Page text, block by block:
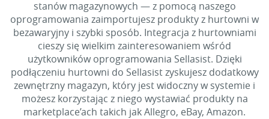
stanów magazynowych — z pomocą naszego
oprogramowania zaimportujesz produkty z hurtowni w
bezawaryjny i szybki sposób. Integracja z hurtowniami
cieszy się wielkim zainteresowaniem wśród
użytkowników oprogramowania Sellasist. Dzięki
podłączeniu hurtowni do Sellasist zyskujesz dodatkowy
zewnętrzny magazyn, który jest widoczny w systemie i
możesz korzystając z niego wystawiać produkty na
marketplace’ach takich jak Allegro, eBay, Amazon.